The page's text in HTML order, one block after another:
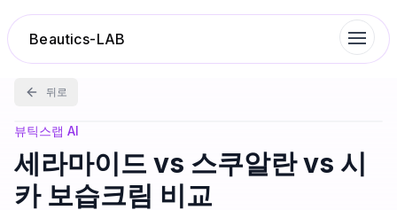
Beautics-LAB
랭킹
성분분석
뒤로
뷰틱스랩 AI
세라마이드 vs 스쿠알란 vs 시
카 보습크림 비교